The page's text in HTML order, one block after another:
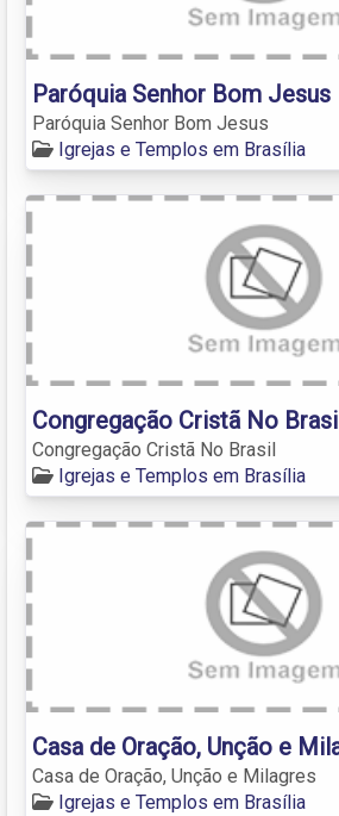
Paróquia Senhor Bom Jesus
Paróquia Senhor Bom Jesus
Igrejas e Templos em Brasília
Congregação Cristã No
Congregação Cristã No Brasil
Igrejas e Templos em Brasília
Casa de Oração, Unção e
Casa de Oração, Unção e Milagres
Igrejas e Templos em Brasília